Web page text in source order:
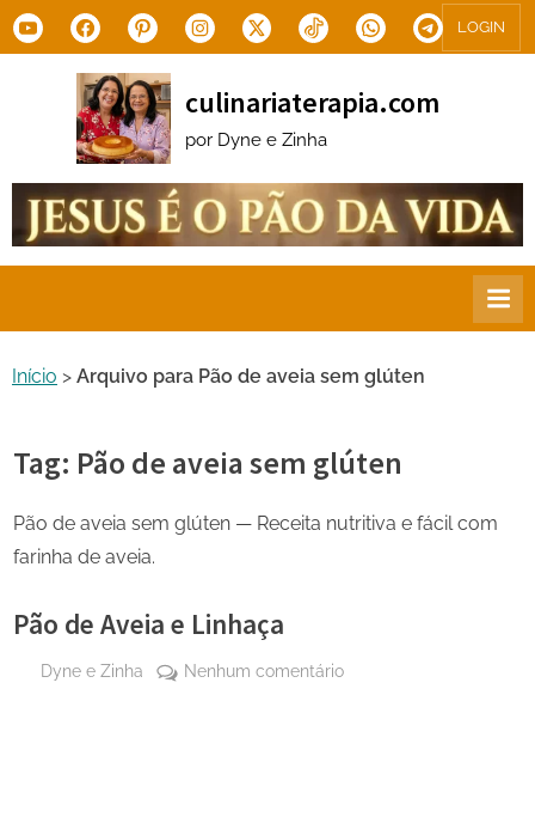
Skip
to
YoutubeFacebookPinterestInstagram
X.com Tiktok WhatsAppTelegram
LOGIN
culinariaterapia.com
por Dyne e Zinha
Início > Arquivo para Pão de aveia sem glúten
Tag: Pão de aveia sem glúten
Pão de aveia sem glúten — Receita nutritiva e fácil com
farinha de aveia.
Pão de Aveia e Linhaça
By
Dyne e Zinha Nenhum comentárioem